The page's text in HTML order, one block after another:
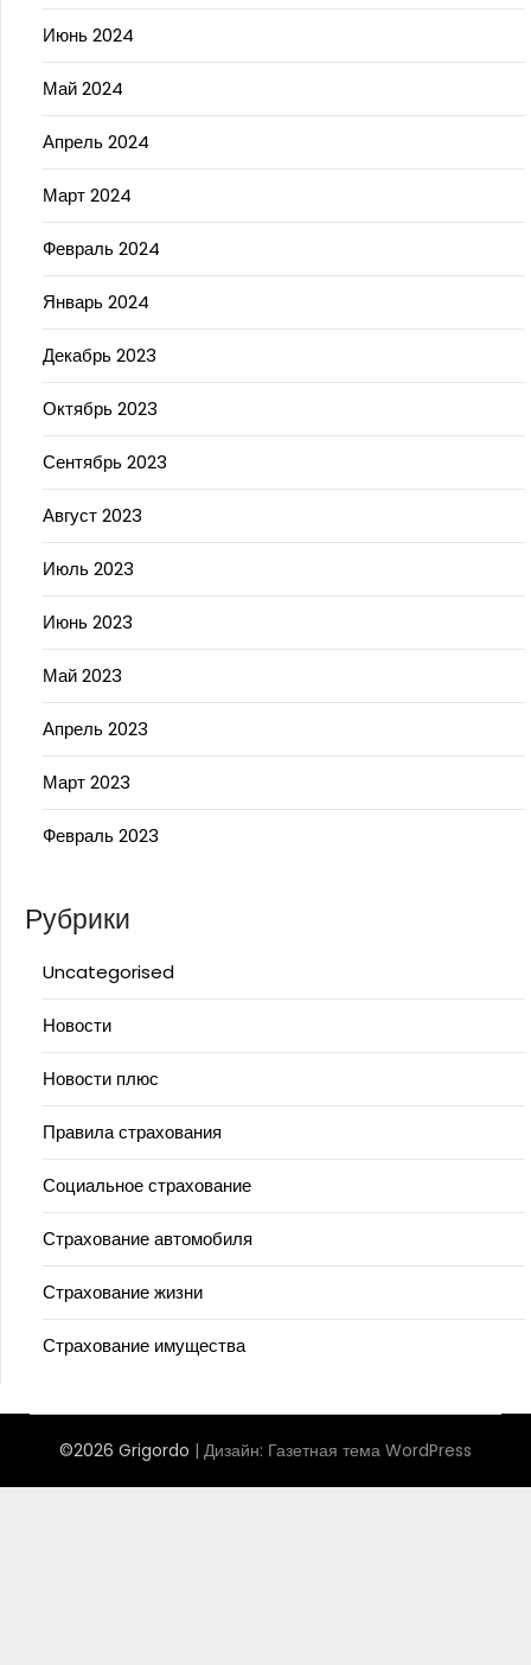
Июнь 2024
Май 2024
Апрель 2024
Март 2024
Февраль 2024
Январь 2024
Декабрь 2023
Октябрь 2023
Сентябрь 2023
Август 2023
Июль 2023
Июнь 2023
Май 2023
Апрель 2023
Март 2023
Февраль 2023
Рубрики
Uncategorised
Новости
Новости плюс
Правила страхования
Социальное страхование
Страхование автомобиля
Страхование жизни
Страхование имущества
©2026 Grigordo | Дизайн: Газетная тема WordPress